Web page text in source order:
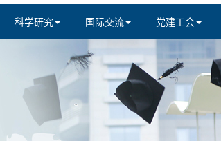
科学研究 国际交流 党建工会